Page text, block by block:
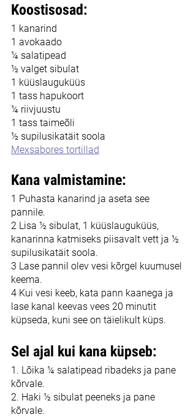
Koostisosad:
1 kanarind
1 avokaado
¼ salatipead
½ valget sibulat
1 küüslauguküüs
1 tass hapukoort
¼ riivjuustu
1 tass taimeõli
½ supilusikatäit soola
Mexsabores tortillad
Kana valmistamine:
1 Puhasta kanarind ja aseta see
pannile.
2 Lisa ½ sibulat, 1 küüslauguküüs,
kanarinna katmiseks piisavalt vett ja ½
supilusikatäit soola.
3 Lase pannil olev vesi kõrgel kuumusel
keema.
4 Kui vesi keeb, kata pann kaanega ja
lase kanal keevas vees 20 minutit
küpseda, kuni see on täielikult küps.
Sel ajal kui kana küpseb:
1. Lõika ¼ salatipead ribadeks ja pane
kõrvale.
2. Haki ½ sibulat peeneks ja pane
kõrvale.